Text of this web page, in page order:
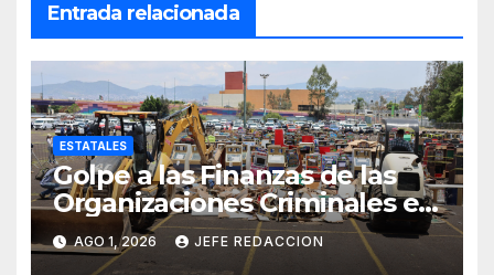
Entrada relacionada
ESTATALES
Golpe a las Finanzas de las
Organizaciones Criminales en
Operativos
Interinstitucionales
AGO 1, 2026 JEFE REDACCION